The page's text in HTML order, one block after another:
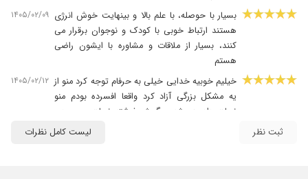
بسیار با حوصله، با علم بالا و بینهایت خوش انرژی
هستند ارتباط خوبی با کودک و نوجوان برقرار می
کنند، بسیار از ملاقات و مشاوره با ایشون راضی
هستم
۱۴۰۵/۰۲/۰۹
خیلیم خوبیه خدایی خیلی به حرفام توجه کرد منو از
یه مشکل بزرگی آزاد کرد واقعا افسرده بودم منو
نجات داد همیشه میگمش فرشته نجات من بودی
مهربون بهترینا سهم قلب مهربونت عزیزدلم️
۱۴۰۵/۰۲/۱۲
ثبت نظر لیست کامل نظرات